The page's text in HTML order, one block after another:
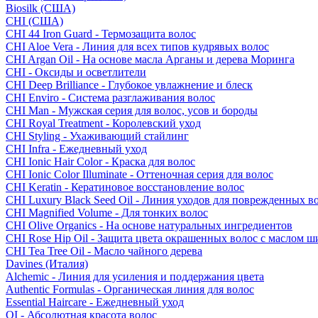
Biosilk (США)
CHI (США)
CHI 44 Iron Guard - Термозащита волос
CHI Aloe Vera - Линия для всех типов кудрявых волос
CHI Argan Oil - На основе масла Арганы и дерева Моринга
CHI - Оксиды и осветлители
CHI Deep Brilliance - Глубокое увлажнение и блеск
CHI Enviro - Система разглаживания волос
CHI Man - Мужская серия для волос, усов и бороды
CHI Royal Treatment - Королевский уход
CHI Styling - Ухаживающий стайлинг
CHI Infra - Ежедневный уход
CHI Ionic Hair Color - Краска для волос
CHI Ionic Color Illuminate - Оттеночная серия для волос
CHI Keratin - Кератиновое восстановление волос
CHI Luxury Black Seed Oil - Линия уходов для поврежденных
CHI Magnified Volume - Для тонких волос
CHI Olive Organics - На основе натуральных ингредиентов
CHI Rose Hip Oil - Защита цвета окрашенных волос с маслом
CHI Tea Tree Oil - Масло чайного дерева
Davines (Италия)
Alchemic - Линия для усиления и поддержания цвета
Authentic Formulas - Органическая линия для волос
Essential Haircare - Eжедневный уход
OI - Абсолютная красота волос